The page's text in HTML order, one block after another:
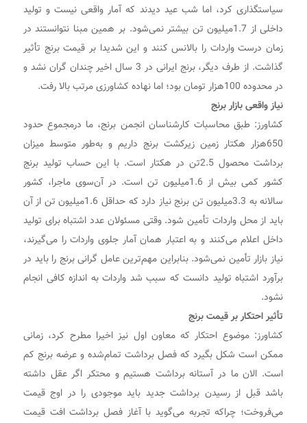
سیاستگذاری کرد، اما شب عید دیدند که آمار واقعی نیست و تولید
داخلی از 1.7میلیون تن بیشتر نمی‌شود. بر همین مبنا نتوانستند در
زمان درست واردات را بالانس کنند و این شدیدا بر قیمت برنج تأثیر
گذاشت. از طرف دیگر، برنج ایرانی در 3 سال اخیر چندان گران نشد و
در محدوده 100هزار تومان بود؛ اما نهاده کشاورزی مرتب بالا رفت.
نیاز واقعی بازار برنج
کشاورز: طبق محاسبات کارشناسان انجمن برنج، ما درمجموع حدود
650هزار هکتار زمین زیرکشت برنج داریم و به‌طور متوسط میزان
برداشت محصول 2.5تن در هکتار است. با این حساب تولید برنج
کشور کمی بیش از 1.6میلیون تن است. در آن‌سوی ماجرا، کشور
سالانه به 3.3میلیون تن برنج نیاز دارد که حداقل 1.6میلیون تن از آن
باید از محل واردات تأمین شود. وقتی مسئولان عدد اشتباه برای تولید
داخل اعلام می‌کنند و به اعتبار همان آمار جلوی واردات را می‌گیرند،
نیاز بازار تأمین نمی‌شود. بنابراین مهم‌ترین عامل گرانی برنج را باید در
برآورد اشتباه تولید دانست که سبب شد واردات به اندازه کافی انجام
نشود.
تأثیر احتکار بر قیمت برنج
کشاورز: موضوع احتکار که معاون اول نیز اخیرا مطرح کرد، زمانی
ممکن است شکل بگیرد که فصل برداشت تمام‌شده و عرضه برنج کم
است. الان ما در آستانه برداشت هستیم و محتکر اگر عقل داشته
باشد قبل از رسیدن برداشت جدید باید موجودی را در اوج قیمت
می‌فروخت؛ چراکه تجربه می‌گوید با آغاز فصل برداشت افت قیمت